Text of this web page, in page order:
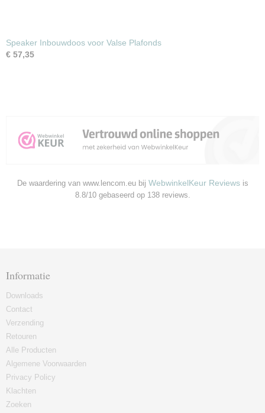
Speaker Inbouwdoos voor Valse Plafonds
€ 57,35
De waardering van www.lencom.eu bij WebwinkelKeur Reviewsis
8.8/10 gebaseerd op 138 reviews.
Informatie
Downloads
Contact
Verzending
Retouren
Alle Producten
Algemene Voorwaarden
Privacy Policy
Klachten
Zoeken